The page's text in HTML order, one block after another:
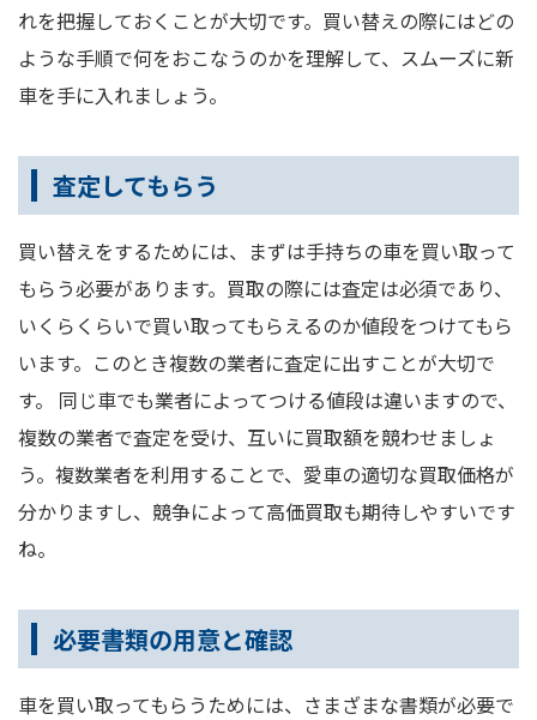
れを把握しておくことが大切です。買い替えの際にはどの
ような手順で何をおこなうのかを理解して、スムーズに新
車を手に入れましょう。
査定してもらう
買い替えをするためには、まずは手持ちの車を買い取って
もらう必要があります。買取の際には査定は必須であり、
いくらくらいで買い取ってもらえるのか値段をつけてもら
います。このとき複数の業者に査定に出すことが大切で
す。 同じ車でも業者によってつける値段は違いますので、
複数の業者で査定を受け、互いに買取額を競わせましょ
う。複数業者を利用することで、愛車の適切な買取価格が
分かりますし、競争によって高価買取も期待しやすいです
ね。
必要書類の用意と確認
車を買い取ってもらうためには、さまざまな書類が必要で